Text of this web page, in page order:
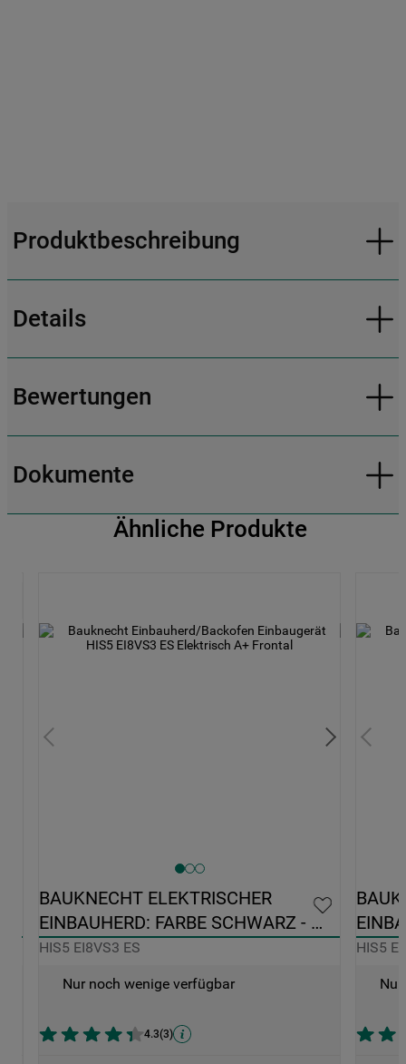
Produktbeschreibung
Details
Bewertungen
Dokumente
Ähnliche Produkte
BAUKNECHT ELEKTRISCHER
EINBAUHERD: FARBE SCHWARZ -
HIS5 EI8VS3 ES
HIS5 EI8VS3 ES
Nur noch wenige verfügbar
4.3(3)
HIS5